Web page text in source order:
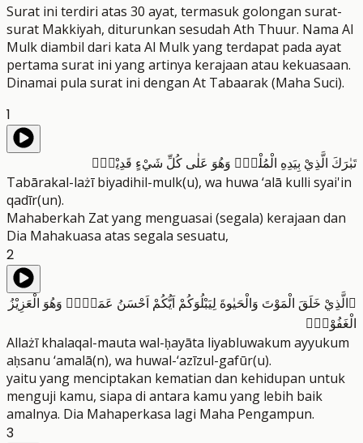
Surat ini terdiri atas 30 ayat, termasuk golongan surat-
surat Makkiyah, diturunkan sesudah Ath Thuur. Nama Al
Mulk diambil dari kata Al Mulk yang terdapat pada ayat
pertama surat ini yang artinya kerajaan atau kekuasaan.
Dinamai pula surat ini dengan At Tabaarak (Maha Suci).
1
تَبٰرَكَ الَّذِيْ بِيَدِهِ الْمُلْكُۖ وَهُوَ عَلٰى كُلِّ شَيْءٍ قَدِيْرٌۙ
Tabārakal-lażī biyadihil-mulk(u), wa huwa ‘alā kulli syai'in
qadīr(un).
Mahaberkah Zat yang menguasai (segala) kerajaan dan
Dia Mahakuasa atas segala sesuatu,
2
ۨالَّذِيْ خَلَقَ الْمَوْتَ وَالْحَيٰوةَ لِيَبْلُوَكُمْ اَيُّكُمْ اَحْسَنُ عَمَلًاۗ وَهُوَ الْعَزِيْزُ
الْغَفُوْرُۙ
Allażī khalaqal-mauta wal-ḥayāta liyabluwakum ayyukum
aḥsanu ‘amalā(n), wa huwal-‘azīzul-gafūr(u).
yaitu yang menciptakan kematian dan kehidupan untuk
menguji kamu, siapa di antara kamu yang lebih baik
amalnya. Dia Mahaperkasa lagi Maha Pengampun.
3